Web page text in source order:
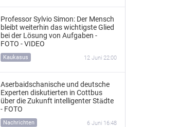
Professor Sylvio Simon: Der Mensch
bleibt weiterhin das wichtigste Glied
bei der Lösung von Aufgaben -
FOTO - VIDEO
Kaukasus 12 Juni 22:00
Aserbaidschanische und deutsche
Experten diskutierten in Cottbus
über die Zukunft intelligenter Städte
- FOTO
Nachrichten 6 Juni 16:48